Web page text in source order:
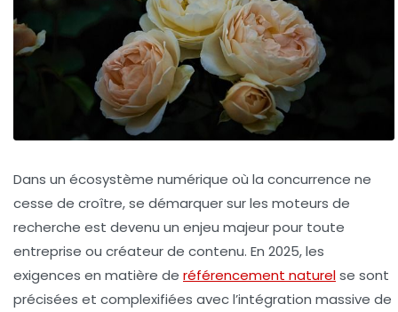
Dans un écosystème numérique où la concurrence ne
cesse de croître, se démarquer sur les moteurs de
recherche est devenu un enjeu majeur pour toute
entreprise ou créateur de contenu. En 2025, les
exigences en matière de référencement naturelse sont
précisées et complexifiées avec l’intégration massive de